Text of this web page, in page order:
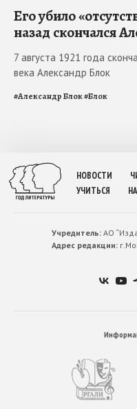
Его убило
назад скончался
7 августа 1921 года
века Александр Блок
#Александр Блок#Блок
НОВОСТИ
УЧИТЬСЯ
Учредитель:АО
Адрес редакции: